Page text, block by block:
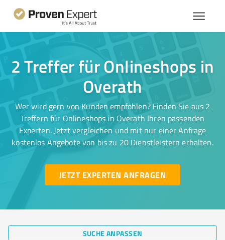
2 Treffer für Onlineshops in
Overath
Wer wird gern von Kunden empfohlen? Finden Sie aus 2
Treffern für Onlineshops in Overath Ihren passenden
Experten. Jetzt vergleichen und mit nur einer Anfrage
kostenlos Angebote von bis zu 20 Dienstleistern erhalten.
JETZT EXPERTEN ANFRAGEN
SUCHE ANPASSEN